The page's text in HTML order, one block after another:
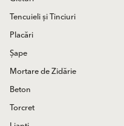
Tencuieli și Tinciuri
Placări
Șape
Mortare de Zidărie
Beton
Torcret